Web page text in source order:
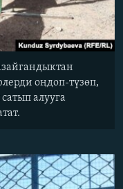
оңдоп-түзөп,
алууга